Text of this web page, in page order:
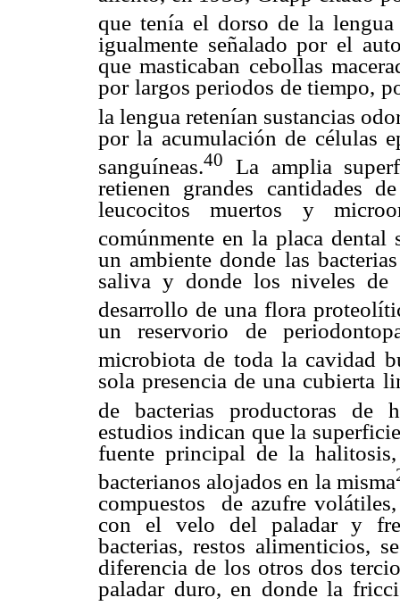
que tenía el dorso de la
igualmente señalado por el
que masticaban cebollas
por largos periodos de tiempo,
la lengua retenían sustancias
por la acumulación de células
sanguíneas.40
La amplia
retienen grandes cantidades
leucocitos muertos y
comúnmente en la placa dental
un ambiente donde las
saliva y donde los niveles
desarrollo de una flora
un reservorio de
microbiota de toda la cavidad
sola presencia de una cubierta
de bacterias productoras de
estudios indican que la
fuente principal de la
bacterianos alojados en la misma
compuestos de azufre
con el velo del paladar y
bacterias, restos alimenticios,
diferencia de los otros dos
paladar duro, en donde la